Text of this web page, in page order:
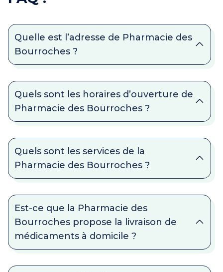
Quelle est l’adresse de Pharmacie des
Bourroches ?
Quels sont les horaires d’ouverture de
Pharmacie des Bourroches ?
Quels sont les services de la
Pharmacie des Bourroches ?
Est-ce que la Pharmacie des
Bourroches propose la livraison de
médicaments à domicile ?